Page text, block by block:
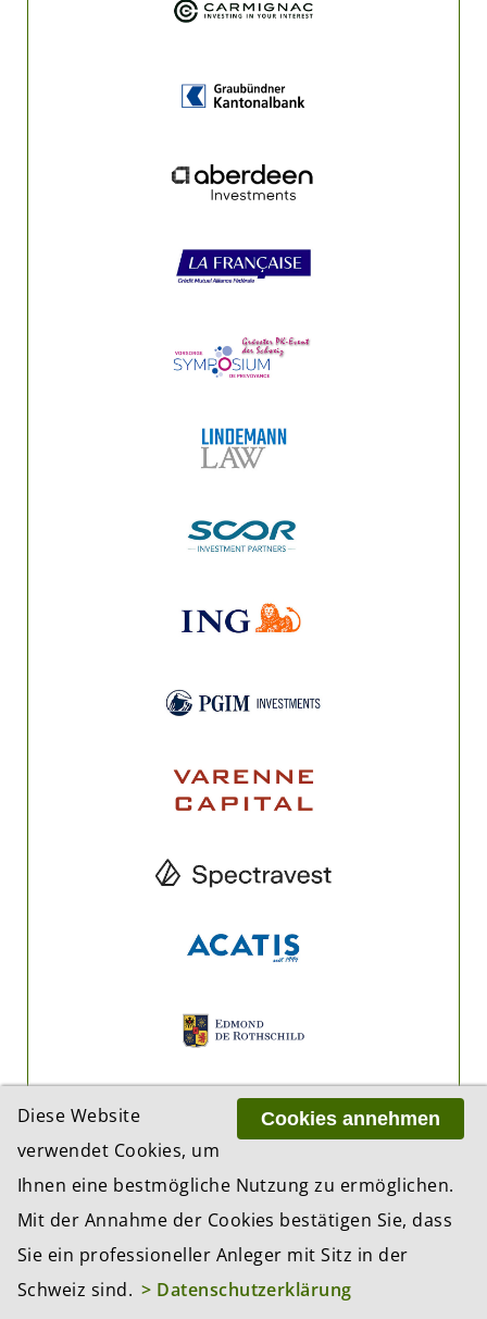
Cookies annehmen
Diese Website
verwendet Cookies, um
Ihnen eine bestmögliche Nutzung zu ermöglichen.
Mit der Annahme der Cookies bestätigen Sie, dass
Sie ein professioneller Anleger mit Sitz in der
Schweiz sind. > Datenschutzerklärung